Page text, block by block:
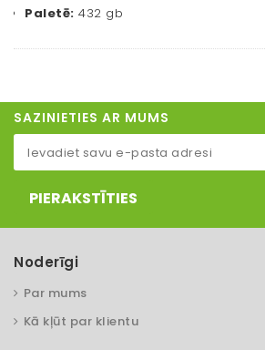
Paletē: 432 gb
SAZINIETIES AR MUMS
PIERAKSTĪTIES
Noderīgi
Par mums
Kā kļūt par klientu